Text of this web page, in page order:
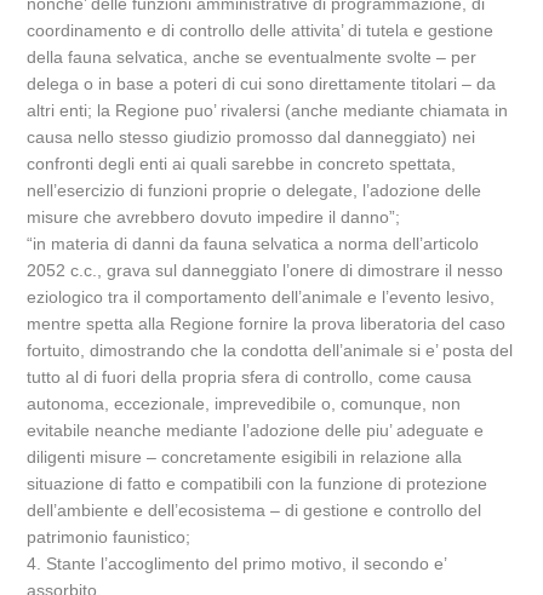
coordinamento e di controllo delle attivita’ di tutela e gestione
della fauna selvatica, anche se eventualmente svolte – per
delega o in base a poteri di cui sono direttamente titolari – da
altri enti; la Regione puo’ rivalersi (anche mediante chiamata in
causa nello stesso giudizio promosso dal danneggiato) nei
confronti degli enti ai quali sarebbe in concreto spettata,
nell’esercizio di funzioni proprie o delegate, l’adozione delle
misure che avrebbero dovuto impedire il danno”;
“in materia di danni da fauna selvatica a norma dell’articolo
2052 c.c., grava sul danneggiato l’onere di dimostrare il nesso
eziologico tra il comportamento dell’animale e l’evento lesivo,
mentre spetta alla Regione fornire la prova liberatoria del caso
fortuito, dimostrando che la condotta dell’animale si e’ posta del
tutto al di fuori della propria sfera di controllo, come causa
autonoma, eccezionale, imprevedibile o, comunque, non
evitabile neanche mediante l’adozione delle piu’ adeguate e
diligenti misure – concretamente esigibili in relazione alla
situazione di fatto e compatibili con la funzione di protezione
dell’ambiente e dell’ecosistema – di gestione e controllo del
patrimonio faunistico;
4. Stante l’accoglimento del primo motivo, il secondo e’
assorbito.